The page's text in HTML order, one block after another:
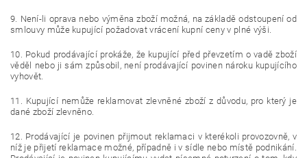
9. Není-li oprava nebo výměna zboží možná, na základě odstoupení od
smlouvy může kupující požadovat vrácení kupní ceny v plné výši.
10. Pokud prodávající prokáže, že kupující před převzetím o vadě zboží
věděl nebo ji sám způsobil, není prodávající povinen nároku kupujícího
vyhovět.
11. Kupující nemůže reklamovat zlevněné zboží z důvodu, pro který je
dané zboží zlevněno.
12. Prodávající je povinen přijmout reklamaci v kterékoli provozovně, v
níž je přijetí reklamace možné, případně i v sídle nebo místě podnikání.